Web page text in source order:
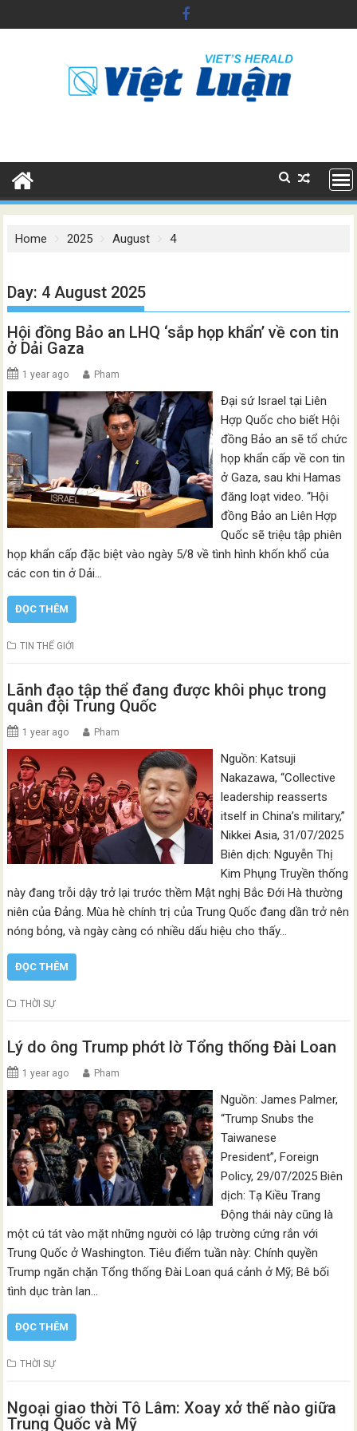
to
Home 2025 August 4
Day: 4 August 2025
Hội đồng Bảo an LHQ ‘sắp họp khẩn’ về con tin
ở Dải Gaza
1 year ago Pham
Đại sứ Israel tại Liên
Hợp Quốc cho biết Hội
đồng Bảo an sẽ tổ chức
họp khẩn cấp về con tin
ở Gaza, sau khi Hamas
đăng loạt video. “Hội
đồng Bảo an Liên Hợp
Quốc sẽ triệu tập phiên
họp khẩn cấp đặc biệt vào ngày 5/8 về tình hình khốn khổ của
các con tin ở Dải…
ĐỌC THÊM
TIN THẾ GIỚI
Lãnh đạo tập thể đang được khôi phục trong
quân đội Trung Quốc
1 year ago Pham
Nguồn: Katsuji
Nakazawa, “Collective
leadership reasserts
itself in China’s military,”
Nikkei Asia, 31/07/2025
Biên dịch: Nguyễn Thị
Kim Phụng Truyền thống
này đang trỗi dậy trở lại trước thềm Mật nghị Bắc Đới Hà thường
niên của Đảng. Mùa hè chính trị của Trung Quốc đang dần trở nên
nóng bỏng, và ngày càng có nhiều dấu hiệu cho thấy…
ĐỌC THÊM
THỜI SỰ
Lý do ông Trump phớt lờ Tổng thống Đài Loan
1 year ago Pham
Nguồn: James Palmer,
“Trump Snubs the
Taiwanese
President”, Foreign
Policy, 29/07/2025 Biên
dịch: Tạ Kiều Trang
Động thái này cũng là
một cú tát vào mặt những người có lập trường cứng rắn với
Trung Quốc ở Washington. Tiêu điểm tuần này: Chính quyền
Trump ngăn chặn Tổng thống Đài Loan quá cảnh ở Mỹ; Bê bối
tình dục tràn lan…
ĐỌC THÊM
THỜI SỰ
Ngoại giao thời Tô Lâm: Xoay xở thế nào giữa
Trung Quốc và Mỹ